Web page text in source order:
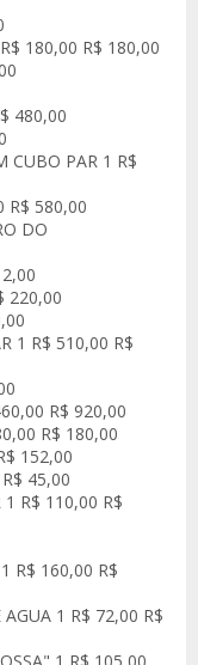
180,00 R$ 180,00
480,00
CUBO PAR 1 R$
R$ 580,00
DO
220,00
1 R$ 510,00 R$
R$ 920,00
R$ 180,00
152,00
45,00
1 R$ 110,00 R$
R$ 160,00 R$
AGUA 1 R$ 72,00 R$